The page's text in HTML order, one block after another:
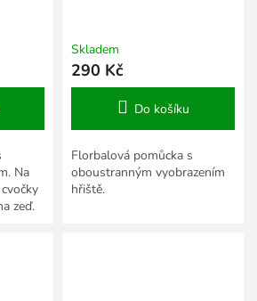
Na
zeď.
Skladem
290 Kč
Do košíku
Florbalová pomůcka s
oboustranným vyobrazením
hřiště.